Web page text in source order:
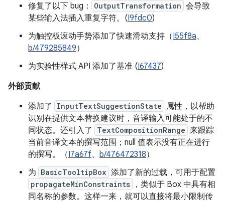
修复了以下 bug：
OutputTransformation 会导致
某些输入法插入重复字符。(I9fdc0)
为触控板滚动手势添加了快速滑动支持（I55f8a、
b/479285849）
为实验性样式 API 添加了基准 (I67437)
外部贡献
添加了
InputTextSuggestionState 属性，以帮助
识别在提供文本替换建议时，音译输入可能处于的不
同状态。还引入了
TextCompositionRange 来跟踪
当前音译文本的撰写范围；null 值表示没有正在进行
的撰写。（I7a67f、 b/476472318）
为 BasicTooltipBox 添加了新的过载，可用于配置
propagateMinConstraints
，类似于 Box 中具有相
同名称的参数。这样一来，就可以直接将最小限制传